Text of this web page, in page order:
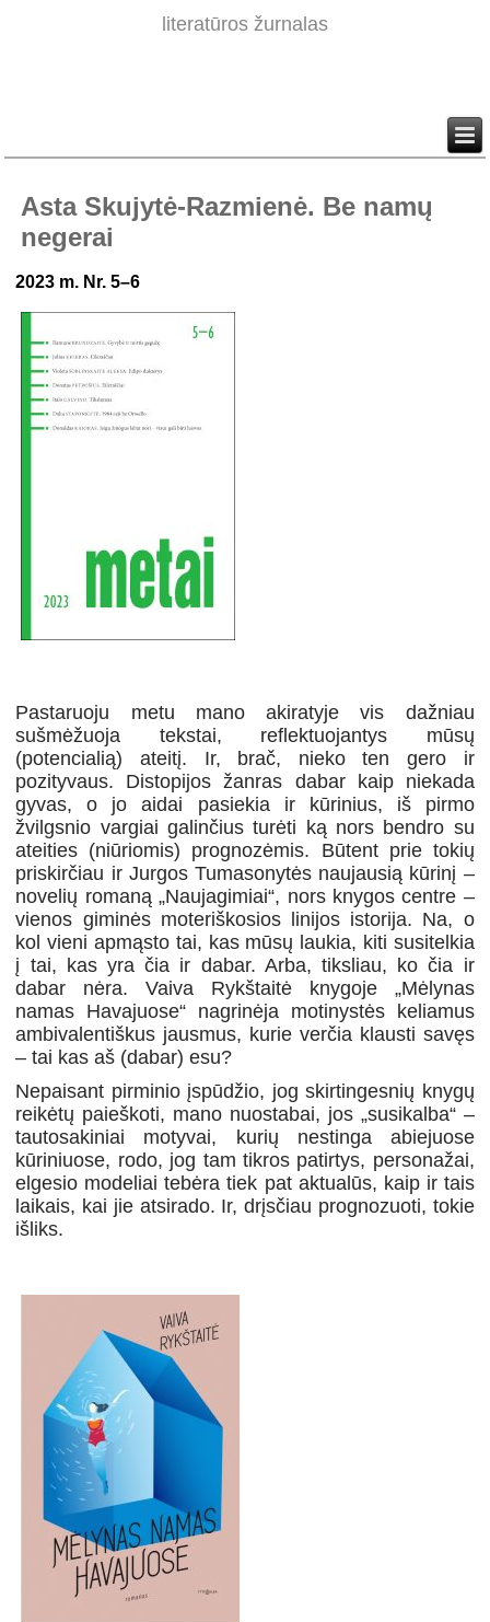
literatūros žurnalas
Asta Skujytė-Razmienė. Be namų
negerai
2023 m. Nr. 5–6
Pastaruoju metu mano akiratyje vis dažniau
sušmėžuoja tekstai, reflektuojantys mūsų
(potencialią) ateitį. Ir, brač, nieko ten gero ir
pozityvaus. Distopijos žanras dabar kaip niekada
gyvas, o jo aidai pasiekia ir kūrinius, iš pirmo
žvilgsnio vargiai galinčius turėti ką nors bendro su
ateities (niūriomis) prognozėmis. Būtent prie tokių
priskirčiau ir Jurgos Tumasonytės naujausią kūrinį –
novelių romaną „Naujagimiai“, nors knygos centre –
vienos giminės moteriškosios linijos istorija. Na, o
kol vieni apmąsto tai, kas mūsų laukia, kiti susitelkia
į tai, kas yra čia ir dabar. Arba, tiksliau, ko čia ir
dabar nėra. Vaiva Rykštaitė knygoje „Mėlynas
namas Havajuose“ nagrinėja motinystės keliamus
ambivalentiškus jausmus, kurie verčia klausti savęs
– tai kas aš (dabar) esu?
Nepaisant pirminio įspūdžio, jog skirtingesnių knygų
reikėtų paieškoti, mano nuostabai, jos „susikalba“ –
tautosakiniai motyvai, kurių nestinga abiejuose
kūriniuose, rodo, jog tam tikros patirtys, personažai,
elgesio modeliai tebėra tiek pat aktualūs, kaip ir tais
laikais, kai jie atsirado. Ir, drįsčiau prognozuoti, tokie
išliks.